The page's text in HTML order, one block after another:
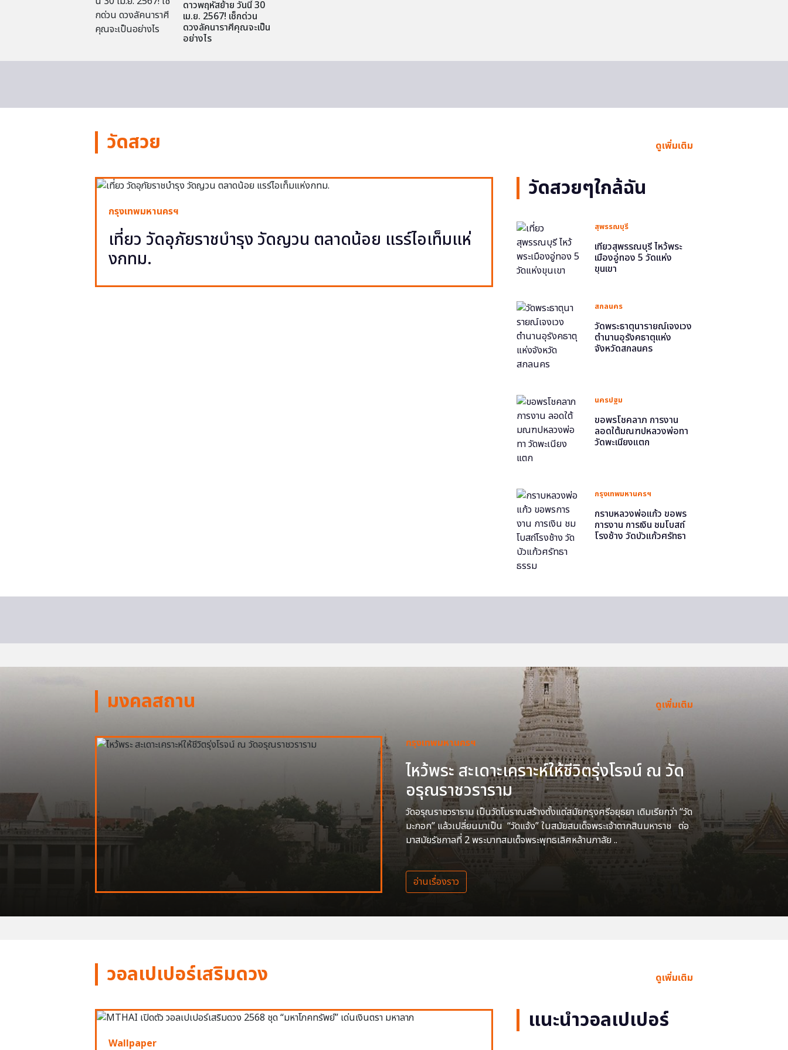
ดาวพฤหัสย้าย วันนี้ 30
เม.ย. 2567! เช็กด่วน
ดวงลัคนาราศีคุณจะเป็น
อย่างไร
วัดสวย ดูเพิ่มเติม
กรุงเทพมหานครฯ
เที่ยว วัดอุภัยราชบำรุง วัดญวน ตลาดน้อย แรร์ไอเท็มแห่
งกทม.
วัดสวยๆใกล้ฉัน
สุพรรณบุรี
เที่ยวสุพรรณบุรี ไหว้พระ
เมืองอู่ทอง 5 วัดแห่ง
ขุนเขา
สกลนคร
วัดพระธาตุนารายณ์เจงเวง
ตำนานอุรังคธาตุแห่ง
จังหวัดสกลนคร
นครปฐม
ขอพรโชคลาภ การงาน
ลอดใต้มณฑปหลวงพ่อทา
วัดพะเนียงแตก
กรุงเทพมหานครฯ
กราบหลวงพ่อแก้ว ขอพร
การงาน การเงิน ชมโบสถ์
โรงช้าง วัดบัวแก้วศรัทธา
มงคลสถาน ดูเพิ่มเติม
กรุงเทพมหานครฯ
ไหว้พระ สะเดาะเคราะห์ให้ชีวิตรุ่งโรจน์ ณ วัด
อรุณราชวราราม
วัดอรุณราชวราราม เป็นวัดโบราณสร้างตั้งแต่สมัยกรุงศรีอยุธยา เดิมเรียกว่า “วัด
มะกอก” แล้วเปลี่ยนมาเป็น “วัดแจ้ง” ในสมัยสมเด็จพระเจ้าตากสินมหาราช ต่อ
มาสมัยรัชกาลที่ 2 พระบาทสมเด็จพระพุทธเลิศหล้านภาลัย ..
อ่านเรื่องราว
วอลเปเปอร์เสริมดวง ดูเพิ่มเติม
Wallpaper
แนะนำวอลเปเปอร์